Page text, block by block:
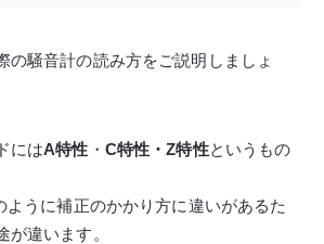
の騒音計の読み方をご説明しましょ
にはA特性 ・ C特性・Z特性というもの
ように補正のかかり方に違いがあるた
が違います。